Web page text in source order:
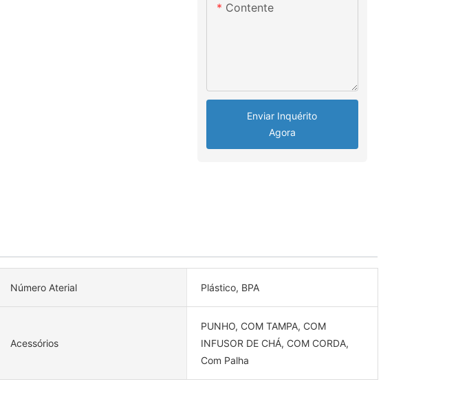
Contente
Enviar Inquérito
Agora
Número Aterial Plástico, BPA
Acessórios
PUNHO, COM TAMPA, COM
INFUSOR DE CHÁ, COM CORDA,
Com Palha